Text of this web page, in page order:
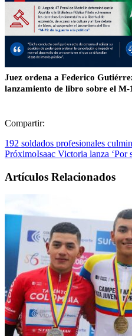
Juez ordena a Federico
lanzamiento de libro sobre el M-
Compartir:
192 soldados profesionales
PróximoIsaac Victoria lanza ‘Por
Artículos Relacionados